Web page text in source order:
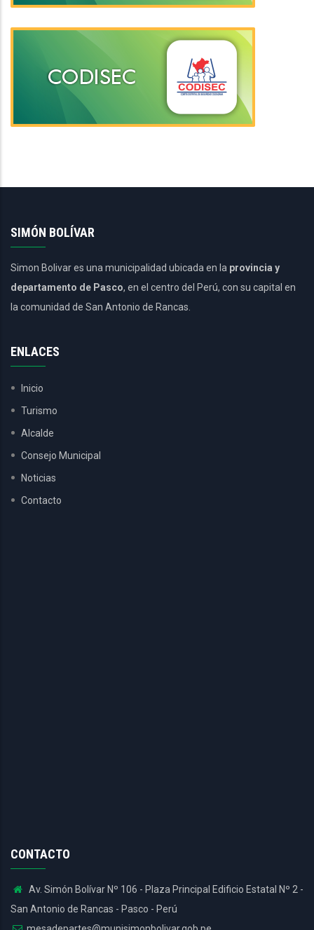
SIMÓN BOLÍVAR
Simon Bolivar es una municipalidad ubicada en la provincia y
departamento de Pasco, en el centro del Perú, con su capital en
la comunidad de San Antonio de Rancas.
ENLACES
Inicio
Turismo
Alcalde
Consejo Municipal
Noticias
Contacto
CONTACTO
Av. Simón Bolívar Nº 106 - Plaza Principal Edificio Estatal Nº 2 -
San Antonio de Rancas - Pasco - Perú